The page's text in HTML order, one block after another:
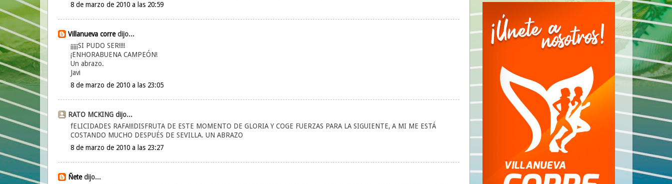
8 de marzo de 2010 a las 20:59
Villanueva corredijo...
¡¡¡¡¡SI PUDO SER!!!!
¡ENHORABUENA CAMPEÓN!
Un abrazo.
Javi
8 de marzo de 2010 a las 23:05
RATO MCKING dijo...
fELICIDADES RAFA!!!DISFRUTA DE ESTE MOMENTO DE GLORIA Y COGE FUERZAS PARA LA SIGUIENTE, A MI ME ESTÁ
COSTANDO MUCHO DESPUÉS DE SEVILLA. UN ABRAZO
8 de marzo de 2010 a las 23:27
Ñetedijo...